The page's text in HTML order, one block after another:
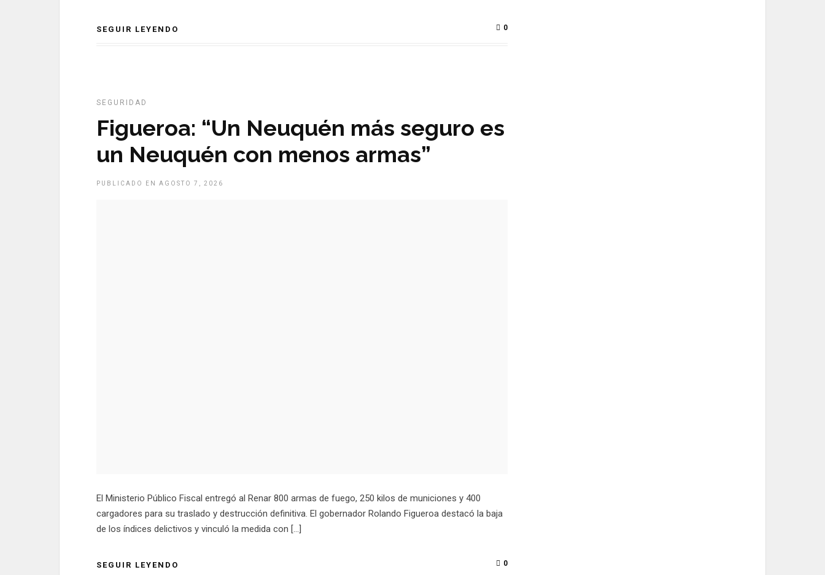
SEGUIR LEYENDO 0
SEGURIDAD
Figueroa: “Un Neuquén más seguro es
un Neuquén con menos armas”
PUBLICADO EN AGOSTO 7, 2026
El Ministerio Público Fiscal entregó al Renar 800 armas de fuego, 250 kilos de municiones y 400
cargadores para su traslado y destrucción definitiva. El gobernador Rolando Figueroa destacó la baja
de los índices delictivos y vinculó la medida con […]
SEGUIR LEYENDO 0